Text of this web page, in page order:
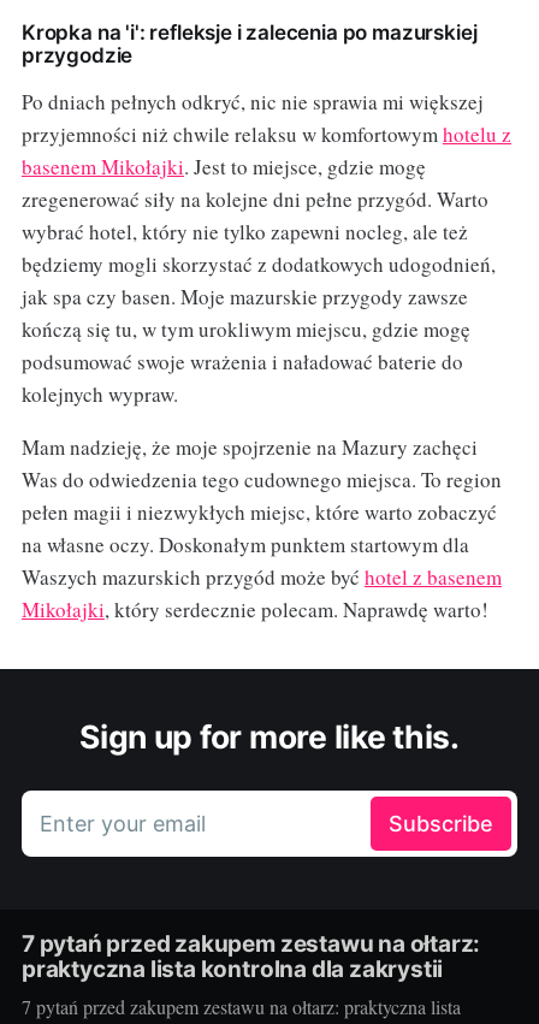
Kropka na 'i': refleksje i zalecenia po mazurskiej
przygodzie
Po dniach pełnych odkryć, nic nie sprawia mi większej
przyjemności niż chwile relaksu w komfortowym hotelu z
basenem Mikołajki. Jest to miejsce, gdzie mogę
zregenerować siły na kolejne dni pełne przygód. Warto
wybrać hotel, który nie tylko zapewni nocleg, ale też
będziemy mogli skorzystać z dodatkowych udogodnień,
jak spa czy basen. Moje mazurskie przygody zawsze
kończą się tu, w tym urokliwym miejscu, gdzie mogę
podsumować swoje wrażenia i naładować baterie do
kolejnych wypraw.
Mam nadzieję, że moje spojrzenie na Mazury zachęci
Was do odwiedzenia tego cudownego miejsca. To region
pełen magii i niezwykłych miejsc, które warto zobaczyć
na własne oczy. Doskonałym punktem startowym dla
Waszych mazurskich przygód może być hotel z basenem
Mikołajki, który serdecznie polecam. Naprawdę warto!
Sign up for more like this.
Enter your email Subscribe
7 pytań przed zakupem zestawu na ołtarz:
praktyczna lista kontrolna dla zakrystii
7 pytań przed zakupem zestawu na ołtarz: praktyczna lista